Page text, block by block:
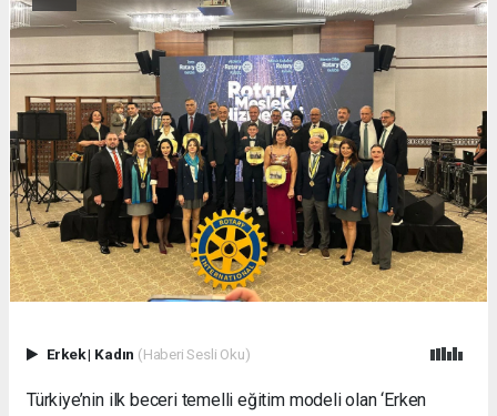
Erkek| Kadın (Haberi Sesli Oku)
Türkiye’nin ilk beceri temelli eğitim modeli olan ‘Erken